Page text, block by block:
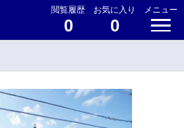
閲覧履歴
0
お気に入り
0
メニュー